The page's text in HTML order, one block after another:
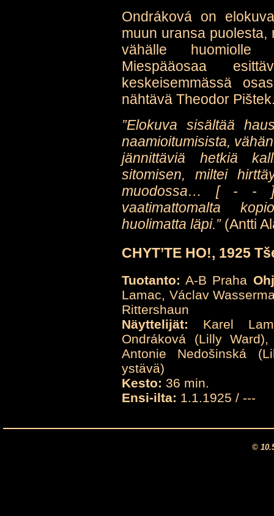
Ondráková on
muun uransa puolesta,
vähälle huomiolle
Miespääosaa
keskeisemmässä
nähtävä Theodor
”Elokuva sisältää
naamioitumisista,
jännittäviä hetkiä
sitomisen, miltei
muodossa… [ - - ]
vaatimattomalta
huolimatta läpi.”(Antti
CHYT’TE HO!, 1925
Tuotanto: A-B Praha
Lamac, Václav
Rittershaun
Näyttelijät: Karel
Ondráková (Lilly
Antonie Nedošinská
ystävä)
Kesto: 36 min.
Ensi-ilta: 1.1.1925 / ---
©